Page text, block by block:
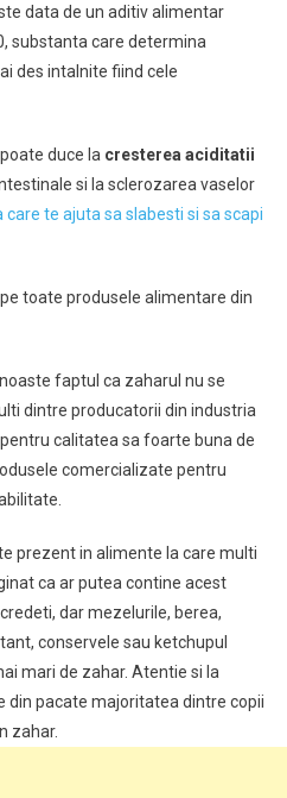
data de un aditiv alimentar
substanta care determina
des intalnite fiind cele
duce la cresterea aciditatii
si la sclerozarea vaselor
care te ajuta sa slabesti si sa scapi
toate produsele alimentare din
faptul ca zaharul nu se
dintre producatorii din industria
calitatea sa foarte buna de
comercializate pentru
prezent in alimente la care multi
ca ar putea contine acest
dar mezelurile, berea,
conservele sau ketchupul
mari de zahar. Atentie si la
din pacate majoritatea dintre copii
zahar.